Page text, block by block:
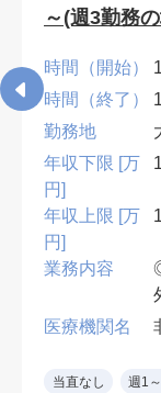
～(週3勤務の
時間（開始）
時間（終了）
勤務地
年収下限 [万
円]
年収上限 [万
円]
業務内容
医療機関名
当直なし 週1